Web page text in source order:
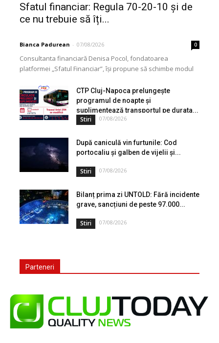
Sfatul financiar: Regula 70-20-10 și de
ce nu trebuie să îți...
Bianca Padurean - 07/08/2026 0
Consultanta financiară Denisa Pocol, fondatoarea
platformei „Sfatul Financiar”, își propune să schimbe modul
de peste...
CTP Cluj-Napoca prelungește
programul de noapte și
suplimentează transportul pe durata...
Stiri 07/08/2026
După caniculă vin furtunile: Cod
portocaliu și galben de vijelii și...
Stiri 07/08/2026
Bilanț prima zi UNTOLD: Fără incidente
grave, sancțiuni de peste 97.000...
Stiri 07/08/2026
Parteneri